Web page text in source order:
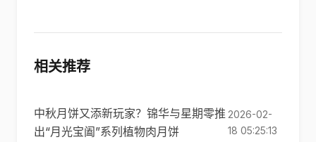
相关推荐
中秋月饼又添新玩家？锦华与星期零推
出“月光宝阖”系列植物肉月饼
2026-02-
18 05:25:13